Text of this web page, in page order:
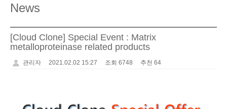
News
[Cloud Clone] Special Event : Matrix
metalloproteinase related products
관리자 2021.02.02 15:27 조회 6748 추천 64